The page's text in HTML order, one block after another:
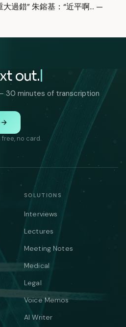
過錯” 朱鎔基：“近平啊… —
out.
30 minutes of transcription
no card.
SOLUTIONS
Interviews
Lectures
Meeting Notes
Medical
Legal
Voice Memos
AI Writer